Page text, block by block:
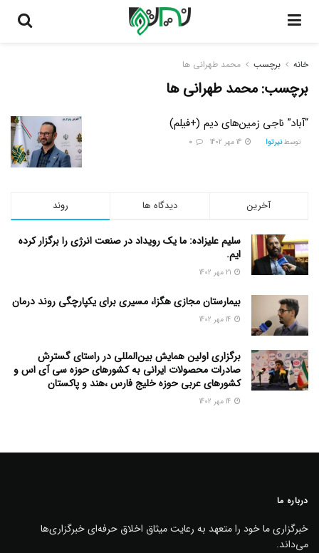
خانه برچسب محمد طهرانی ها
برچسب:محمد طهرانی ها
“آباد” ناجی زمین‌های دیم (+فیلم)
توسط نیرتوا
روند دیدگاه ها آخرین
سلیم علیزاده: ما یک رویداد در صنعت انرژی را برگزار کرده
ایم.
بیمارستان مجازی هگزا، مسیری برای یکپارچگی روند درمان
برگزاری اولین همایش بین‌المللی در راستای گسترش
صادرات محصولات ایرانی به کشورهای حوزه سی آی اس و
کشورهای عربی حوزه خلیج فارس ،هند و پاکستان
درباره ما
خبرگزاری ما خود را متعهد به رعایت میثاق اخلاق حرفه‌ای خبرگزاری‌ها
می‌داند.